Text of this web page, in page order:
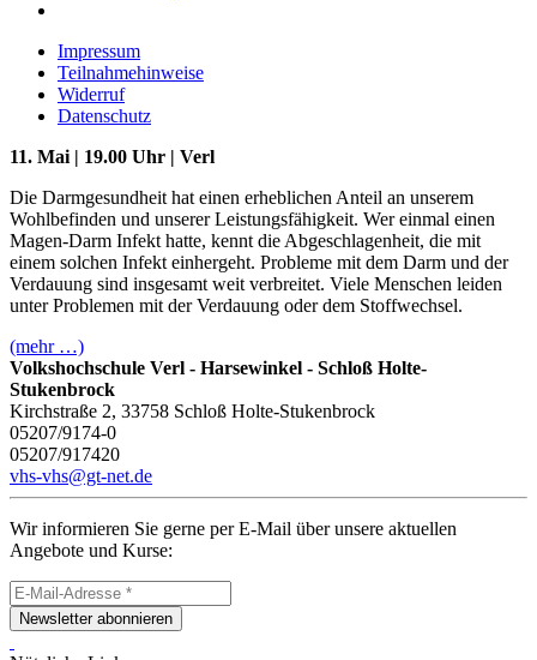
Impressum
Teilnahmehinweise
Widerruf
Datenschutz
11. Mai | 19.00 Uhr | Verl
Die Darmgesundheit hat einen erheblichen Anteil an unserem
Wohlbefinden und unserer Leistungsfähigkeit. Wer einmal einen
Magen-Darm Infekt hatte, kennt die Abgeschlagenheit, die mit
einem solchen Infekt einhergeht. Probleme mit dem Darm und der
Verdauung sind insgesamt weit verbreitet. Viele Menschen leiden
unter Problemen mit der Verdauung oder dem Stoffwechsel.
(mehr …)
Volkshochschule Verl - Harsewinkel - Schloß Holte-
Stukenbrock
Kirchstraße 2, 33758 Schloß Holte-Stukenbrock
05207/9174-0
05207/917420
vhs-vhs@gt-net.de
Wir informieren Sie gerne per E-Mail über unsere aktuellen
Angebote und Kurse:
Newsletter abonnieren